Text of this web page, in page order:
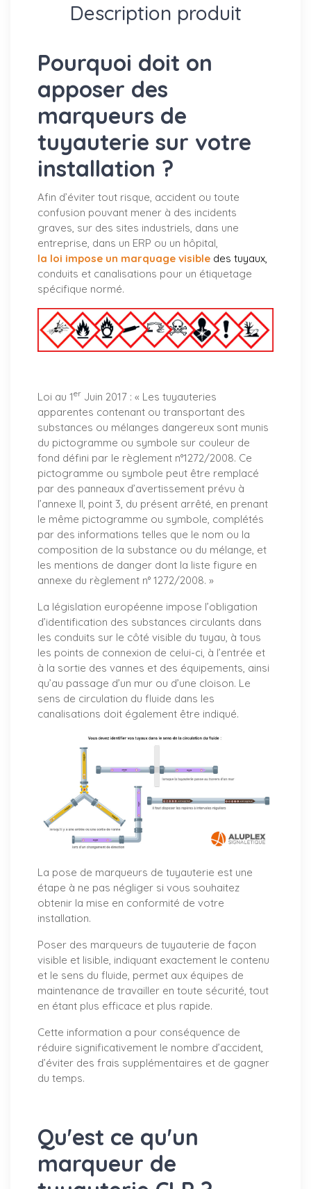
Description produit
Pourquoi doit on
apposer des
marqueurs de
tuyauterie sur votre
installation ?
Afin d’éviter tout risque, accident ou toute
confusion pouvant mener à des incidents
graves, sur des sites industriels, dans une
entreprise, dans un ERP ou un hôpital,
la loi impose un marquage visible des tuyaux,
conduits et canalisations pour un étiquetage
spécifique normé.
Loi au 1er Juin 2017 : « Les tuyauteries
apparentes contenant ou transportant des
substances ou mélanges dangereux sont munis
du pictogramme ou symbole sur couleur de
fond défini par le règlement n°1272/2008. Ce
pictogramme ou symbole peut être remplacé
par des panneaux d’avertissement prévu à
l’annexe II, point 3, du présent arrêté, en prenant
le même pictogramme ou symbole, complétés
par des informations telles que le nom ou la
composition de la substance ou du mélange, et
les mentions de danger dont la liste figure en
annexe du règlement n° 1272/2008. »
La législation européenne impose l’obligation
d’identification des substances circulants dans
les conduits sur le côté visible du tuyau, à tous
les points de connexion de celui-ci, à l’entrée et
à la sortie des vannes et des équipements, ainsi
qu’au passage d’un mur ou d’une cloison. Le
sens de circulation du fluide dans les
canalisations doit également être indiqué.
La pose de marqueurs de tuyauterie est une
étape à ne pas négliger si vous souhaitez
obtenir la mise en conformité de votre
installation.
Poser des marqueurs de tuyauterie de façon
visible et lisible, indiquant exactement le contenu
et le sens du fluide, permet aux équipes de
maintenance de travailler en toute sécurité, tout
en étant plus efficace et plus rapide.
Cette information a pour conséquence de
réduire significativement le nombre d’accident,
d’éviter des frais supplémentaires et de gagner
du temps.
Qu'est ce qu'un
marqueur de